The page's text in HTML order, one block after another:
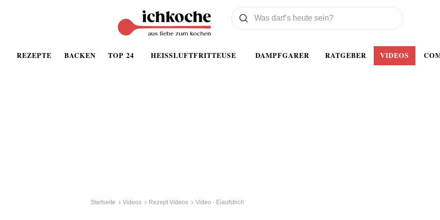
REZEPTE BACKEN TOP 24 HEISSLUFTFRITTEUSE DAMPFGARER RATGEBER VIDEOS
Was wollen Sie suchen
Suchen
Startseite Videos Rezept Videos Video - Eiaufstrich